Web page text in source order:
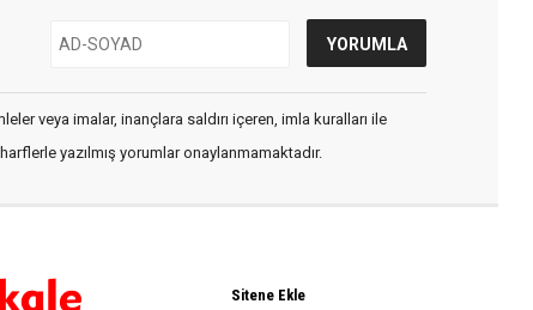
veya imalar, inançlara saldırı içeren, imla kuralları ile
yazılmış yorumlar onaylanmamaktadır.